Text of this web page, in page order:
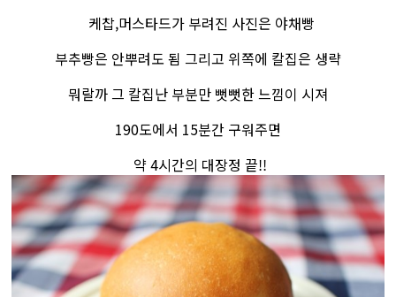
케찹,머스타드가 부려진 사진은 야채빵
부추빵은 안뿌려도 됨 그리고 위쪽에 칼집은 생략
뭐랄까 그 칼집난 부분만 뻣뻣한 느낌이 시져​
190도에서 15분간 구워주면
약 4시간의 대장정 끝!!